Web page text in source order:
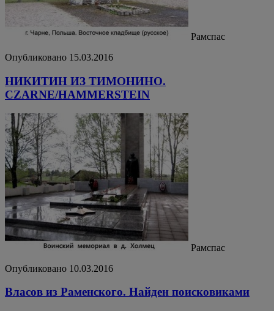
Рамспас
Опубликовано 15.03.2016
НИКИТИН ИЗ ТИМОНИНО.
CZARNE/HAMMERSTEIN
Рамспас
Опубликовано 10.03.2016
Власов из Раменского. Найден поисковиками